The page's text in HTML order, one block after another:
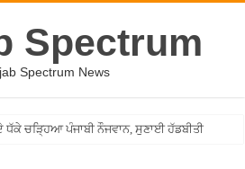
Spectrum
Spectrum News
ਧੱਕੇ ਚੜ੍ਹਿਆ ਪੰਜਾਬੀ ਨੌਜਵਾਨ, ਸੁਣਾਈ ਹੱਡਬੀਤੀ